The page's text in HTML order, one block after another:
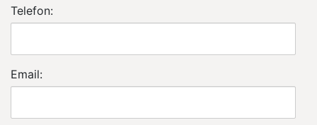
Telefon:
Email: